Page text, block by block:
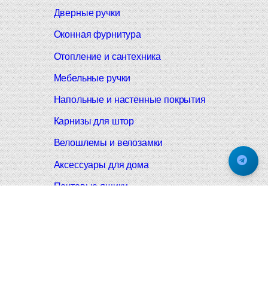
Дверные ручки
Оконная фурнитура
Отопление и сантехника
Мебельные ручки
Напольные и настенные покрытия
Карнизы для штор
Велошлемы и велозамки
Аксессуары для дома
Почтовые ящики